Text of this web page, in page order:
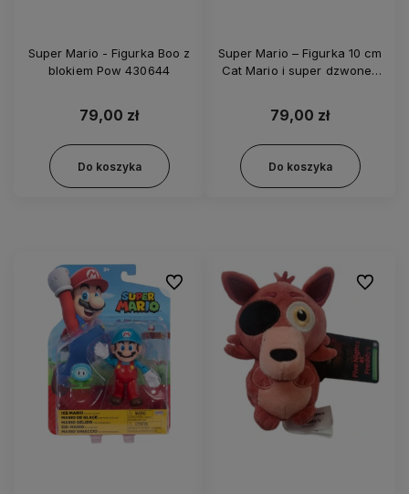
Super Mario - Figurka Boo z
blokiem Pow 430644
79,00 zł
Do koszyka
Super Mario – Figurka 10 cm
Cat Mario i super dzwonek
79,00 zł
Do koszyka
Do ulubionych Do